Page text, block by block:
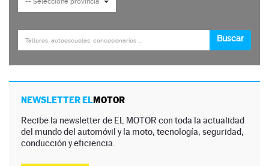
NEWSLETTER ELMOTOR
Recibe la newsletter de EL MOTOR con toda la actualidad
del mundo del automóvil y la moto, tecnología, seguridad,
conducción y eficiencia.